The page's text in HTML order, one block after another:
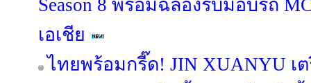
Season 8 พร้อมฉลองรับมอบรถ
เอเชีย
ไทยพร้อมกรี๊ด! JIN XUANYU เต